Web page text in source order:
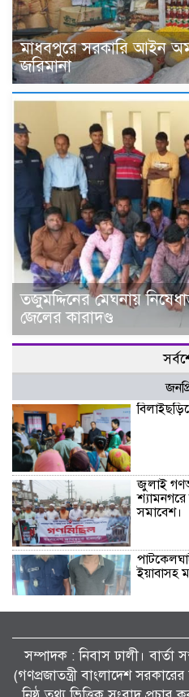
মাধবপুরে সরকারি আইন
জরিমানা
তজুমদ্দিনের মেঘনায়
জেলের কারাদণ্ড
জুলাই
সমাবেশ।
ইয়াবাসহ
তালায়
সনদ’ দ্রুত
সম্পাদক : নিবাস ঢালী।
(গণপ্রজাতন্ত্রী বাংলাদেশ